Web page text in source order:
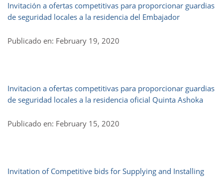
Invitación a ofertas competitivas para proporcionar guardias
de seguridad locales a la residencia del Embajador
Publicado en: February 19, 2020
Invitacion a ofertas competitivas para proporcionar guardias
de seguridad locales a la residencia oficial Quinta Ashoka
Publicado en: February 15, 2020
Invitation of Competitive bids for Supplying and Installing